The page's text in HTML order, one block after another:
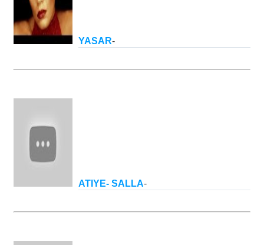
YASAR-
ATIYE- SALLA-